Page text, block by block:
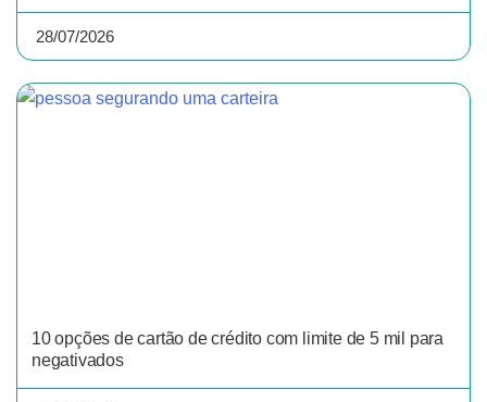
28/07/2026
10 opções de cartão de crédito com limite de 5 mil para
negativados